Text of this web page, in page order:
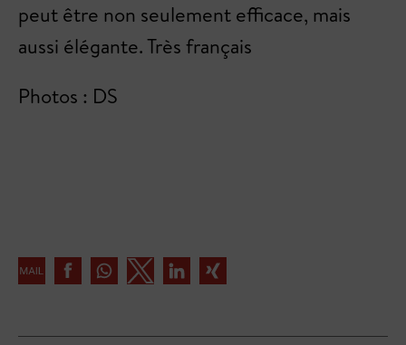
peut être non seulement efficace, mais
aussi élégante. Très français
Photos : DS